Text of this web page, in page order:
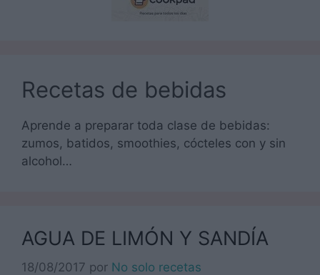
Recetas de bebidas
Aprende a preparar toda clase de bebidas:
zumos, batidos, smoothies, cócteles con y sin
alcohol…
AGUA DE LIMÓN Y SANDÍA
18/08/2017 por No solo recetas